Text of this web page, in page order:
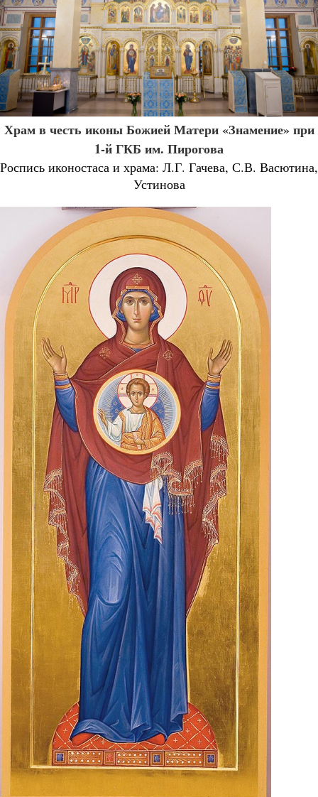
Храм в честь иконы Божией Матери «Знамение» при
1-й ГКБ им. Пирогова
Роспись иконостаса и храма: Л.Г. Гачева, С.В. Васютина,
Устинова